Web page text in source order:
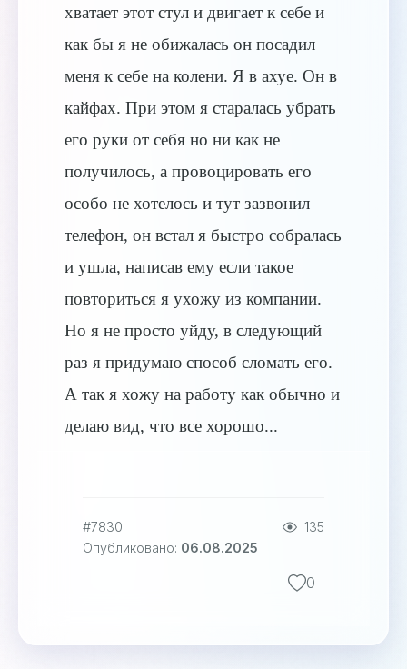
хватает этот стул и двигает к себе и
как бы я не обижалась он посадил
меня к себе на колени. Я в ахуе. Он в
кайфах. При этом я старалась убрать
его руки от себя но ни как не
получилось, а провоцировать его
особо не хотелось и тут зазвонил
телефон, он встал я быстро собралась
и ушла, написав ему если такое
повториться я ухожу из компании.
Но я не просто уйду, в следующий
раз я придумаю способ сломать его.
А так я хожу на работу как обычно и
делаю вид, что все хорошо...
#7830
135
Опубликовано: 06.08.2025
0